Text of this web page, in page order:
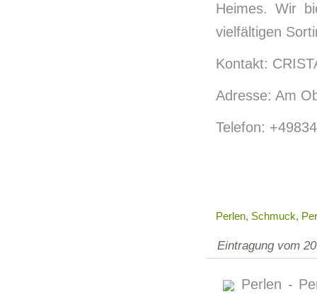
Heimes. Wir
vielfältigen
Kontakt:
Adresse: Am
Telefon:
Perlen, Schmuck,
Eintragung vom
Perlen -